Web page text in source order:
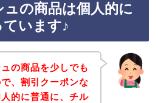
の商品は個人的に
います♪
の商品を少しでも
、割引クーポンな
的に普通に、チル